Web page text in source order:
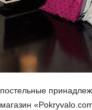
постельные
магазин